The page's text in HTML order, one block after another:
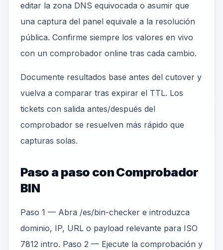
editar la zona DNS equivocada o asumir que
una captura del panel equivale a la resolución
pública. Confirme siempre los valores en vivo
con un comprobador online tras cada cambio.
Documente resultados base antes del cutover y
vuelva a comparar tras expirar el TTL. Los
tickets con salida antes/después del
comprobador se resuelven más rápido que
capturas solas.
Paso a paso con Comprobador
BIN
Paso 1 — Abra /es/bin-checker e introduzca
dominio, IP, URL o payload relevante para ISO
7812 intro. Paso 2 — Ejecute la comprobación y